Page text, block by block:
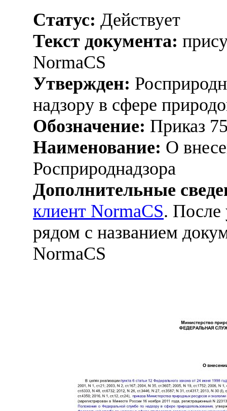
Статус: Действует
Текст документа:
NormaCS
Утвержден:
надзору в сфере
Обозначение: Приказ
Наименование: О
Росприроднадзора
Дополнительные
клиент NormaCS. После
рядом с названием
NormaCS